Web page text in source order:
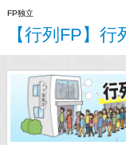
FP独立
【行列FP】